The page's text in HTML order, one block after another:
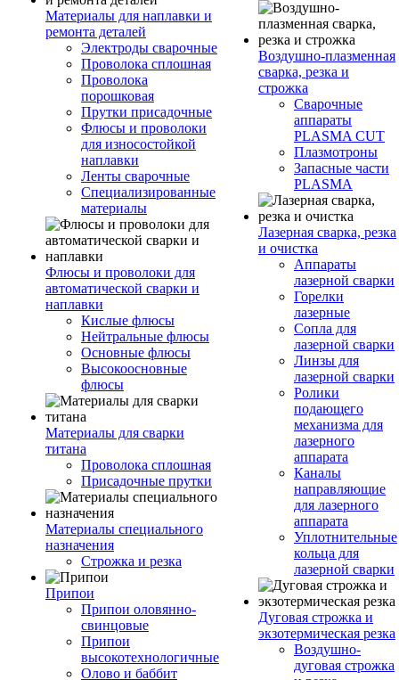
Материалы для наплавки и
ремонта деталей
Электроды сварочные
Проволока сплошная
Проволока
порошковая
Прутки присадочные
Флюсы и проволоки
для износостойкой
наплавки
Ленты сварочные
Специализированные
материалы
Флюсы и проволоки для
автоматической сварки и
наплавки
Кислые флюсы
Нейтральные флюсы
Основные флюсы
Высокоосновные
флюсы
Материалы для сварки
титана
Проволока сплошная
Присадочные прутки
Материалы специального
назначения
Строжка и резка
Припои
Припои оловянно-
свинцовые
Припои
высокотехнологичные
Олово и баббит
Воздушно-плазменная
сварка, резка и
строжка
Сварочные
аппараты
PLASMA CUT
Плазмотроны
Запасные части
PLASMA
Лазерная сварка, резка
и очистка
Аппараты
лазерной сварки
Горелки
лазерные
Сопла для
лазерной сварки
Линзы для
лазерной сварки
Ролики
подающего
механизма для
лазерного
аппарата
Каналы
направляющие
для лазерного
аппарата
Уплотнительные
кольца для
лазерной сварки
Дуговая строжка и
экзотермическая резка
Воздушно-
дуговая строжка